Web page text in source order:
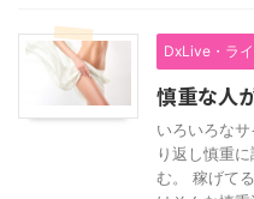
DxLive・ラ
慎重な人
いろいろな
り返し慎重
む。 稼げて